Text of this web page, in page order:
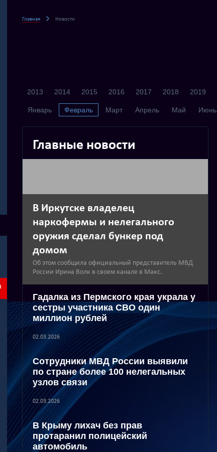
Главная Новости
2013 2014 2015 2016 2017 2018 2019
Январь Февраль Март Апрель Май Июнь
Главные новости
В Иркутске владелец
наркофермы и нелегального
оружия сделал бункер под
домом
Об этом сообщила официальный представитель МВД
России Ирина Волк в своем канале в Макс.
Гадалка из Пермского края украла у
сестры участника СВО один
миллион рублей
02.03.2026
Сотрудники МВД России выявили
по стране более 100 нелегальных
узлов связи
02.03.2026
В Крыму лихач без прав
протаранил полицейский
автомобиль